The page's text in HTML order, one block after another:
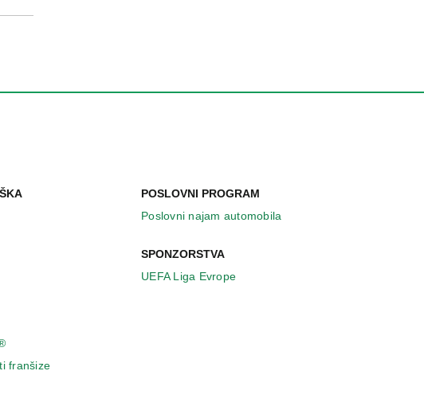
franšize
POSLOVNI PROGRAM
Poslovni najam automobila
SPONZORSTVA
UEFA Liga Evrope